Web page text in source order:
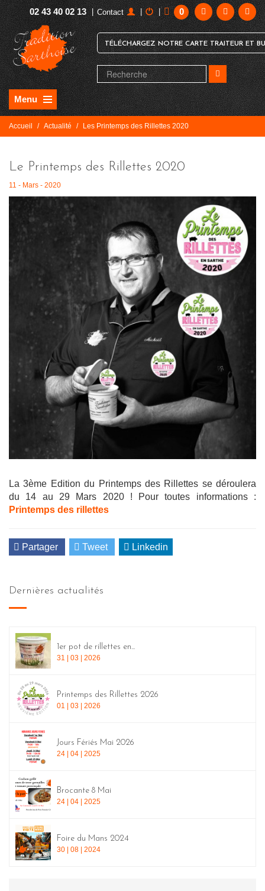
02 43 40 02 13 | Contact | | 0
TÉLÉCHARGEZ NOTRE CARTE TRAITEUR ET
Menu
Accueil / Actualité / Les Printemps des Rillettes 2020
Le Printemps des Rillettes 2020
11 - Mars - 2020
La 3ème Edition du Printemps des Rillettes se déroulera
du 14 au 29 Mars 2020 ! Pour toutes informations :
Printemps des rillettes
Partager Tweet Linkedin
Dernières actualités
1er pot de rillettes en...
31 | 03 | 2026
Printemps des Rillettes 2026
01 | 03 | 2026
Jours Fériés Mai 2026
24 | 04 | 2025
Brocante 8 Mai
24 | 04 | 2025
Foire du Mans 2024
30 | 08 | 2024